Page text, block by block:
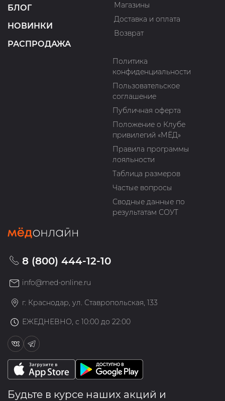
БЛОГ
НОВИНКИ
РАСПРОДАЖА
Магазины
Доставка и оплата
Возврат
Политика
конфиденциальности
Пользовательское
соглашение
Публичная оферта
Положение о Клубе
привилегий «МЁД»
Правила программы
лояльности
Таблица размеров
Частые вопросы
Сводные данные по
результатам СОУТ
8 (800) 444-12-10
info@med-online.ru
г. Краснодар, ул. Ставропольская, 133
ЕЖЕДНЕВНО, с 10:00 до 22:00
Будьте в курсе наших акций и